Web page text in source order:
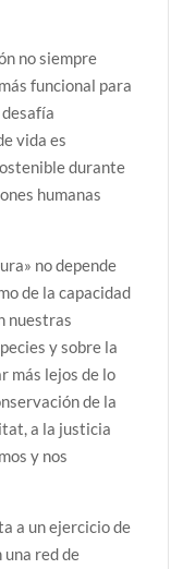
no siempre
funcional para
vida es
durante
humanas
no depende
de la capacidad
nuestras
y sobre la
más lejos de lo
de la
a la justicia
y nos
a un ejercicio de
una red de